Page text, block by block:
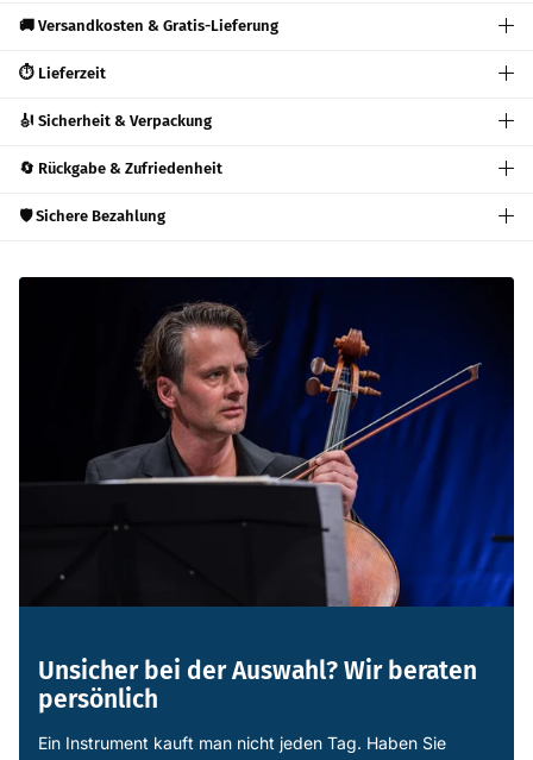
🚚 Versandkosten & Gratis-Lieferung
⏱️ Lieferzeit
🎻 Sicherheit & Verpackung
🔄 Rückgabe & Zufriedenheit
🛡️ Sichere Bezahlung
Unsicher bei der Auswahl? Wir beraten
persönlich
Ein Instrument kauft man nicht jeden Tag. Haben Sie